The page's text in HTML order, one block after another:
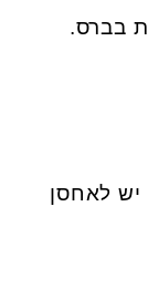
בברס.
יש לאחסן